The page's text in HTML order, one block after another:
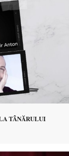
TÂNĂRULUI